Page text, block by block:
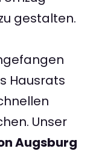
gestalten.
Hausrats
Unser
Augsburg